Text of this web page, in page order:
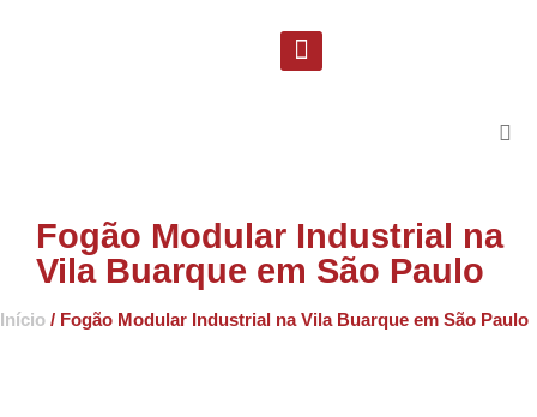
Fogão Modular Industrial na
Vila Buarque em São Paulo
Início / Fogão Modular Industrial na Vila Buarque em São Paulo